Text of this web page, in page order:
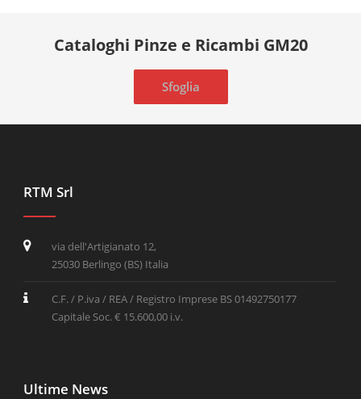
Cataloghi Pinze e Ricambi GM20
Sfoglia
RTM Srl
via dell'Artigianato 12,
25030 Berlingo (BS) Italia
C.F. / P.iva / REA / Registro Imprese BS 01492750177
Capitale Soc. € 15.600,00 i.v.
Ultime News